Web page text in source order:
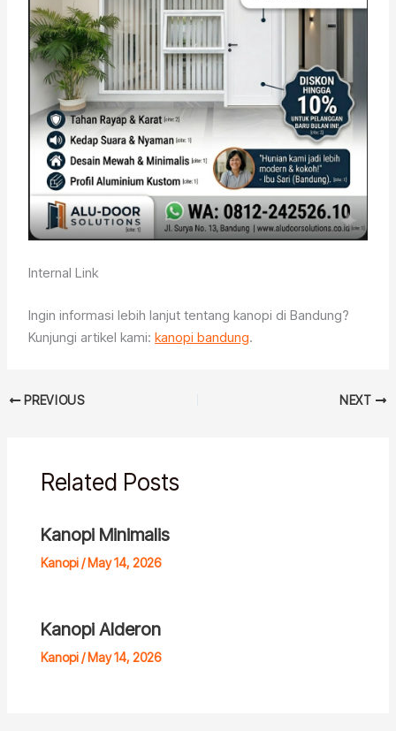
Internal Link
Ingin informasi lebih lanjut tentang kanopi di Bandung?
Kunjungi artikel kami:kanopi bandung.
PREVIOUS NEXT
Related Posts
Kanopi Minimalis
Kanopi/May 14, 2026
Kanopi Alderon
Kanopi/May 14, 2026